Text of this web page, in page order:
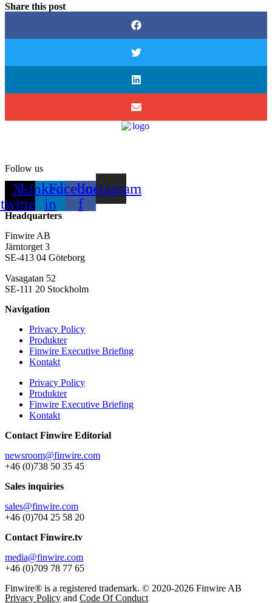
Share this post
Follow us
X-
twitter
Linkedin-
in
Facebook-
f
Instagram
Headquarters
Finwire AB
Järntorget 3
SE-413 04 Göteborg
Vasagatan 52
SE-111 20 Stockholm
Navigation
Privacy Policy
Produkter
Finwire Executive Briefing
Kontakt
Privacy Policy
Produkter
Finwire Executive Briefing
Kontakt
Contact Finwire Editorial
newsroom@finwire.com
+46 (0)738 50 35 45
Sales inquiries
sales@finwire.com
+46 (0)704 25 58 20
Contact Finwire.tv
media@finwire.com
+46 (0)709 78 77 65
Finwire® is a registered trademark. © 2020-2026 Finwire AB
Privacy Policy and Code Of Conduct